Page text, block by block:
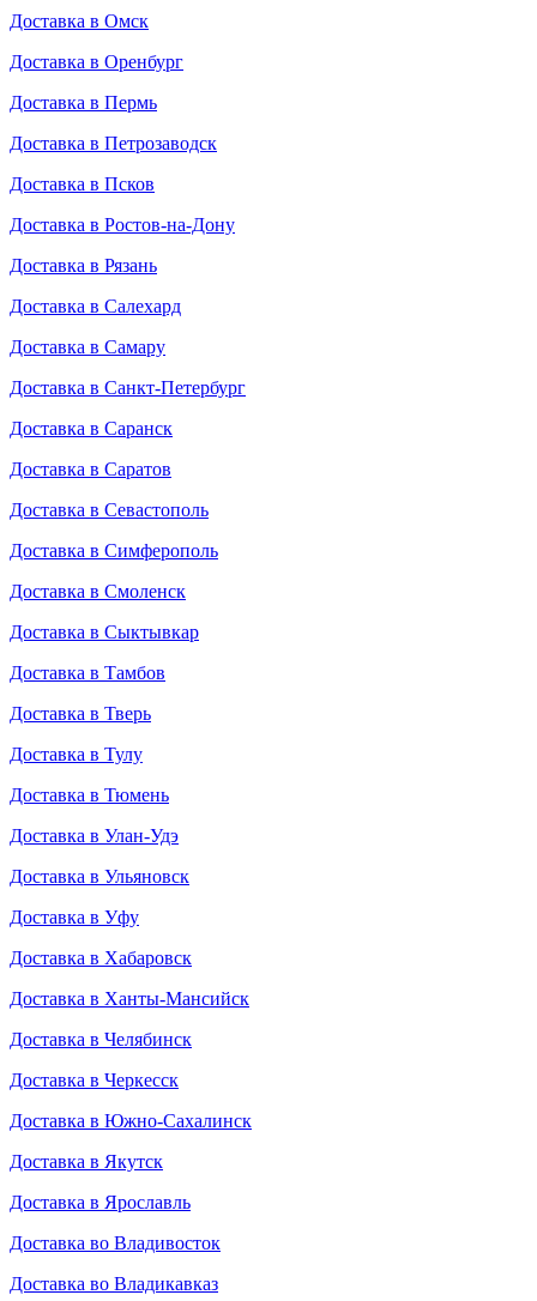
Доставка в Омск
Доставка в Оренбург
Доставка в Пермь
Доставка в Петрозаводск
Доставка в Псков
Доставка в Ростов-на-Дону
Доставка в Рязань
Доставка в Салехард
Доставка в Самару
Доставка в Санкт-Петербург
Доставка в Саранск
Доставка в Саратов
Доставка в Севастополь
Доставка в Симферополь
Доставка в Смоленск
Доставка в Сыктывкар
Доставка в Тамбов
Доставка в Тверь
Доставка в Тулу
Доставка в Тюмень
Доставка в Улан-Удэ
Доставка в Ульяновск
Доставка в Уфу
Доставка в Хабаровск
Доставка в Ханты-Мансийск
Доставка в Челябинск
Доставка в Черкесск
Доставка в Южно-Сахалинск
Доставка в Якутск
Доставка в Ярославль
Доставка во Владивосток
Доставка во Владикавказ